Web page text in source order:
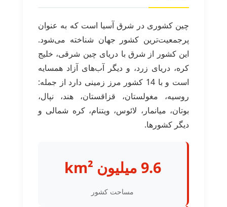
چین کشوری در شرق آسیا است که به عنوان
پرجمعیت‌ترین کشور جهان شناخته می‌شود.
این کشور از شرق با دریای چین شرقی، خلیج
کره، دریای زرد، و دیگر آب‌های آزاد همسایه
است و با 14 کشور مرز زمینی دارد از جمله:
روسیه، مغولستان، قزاقستان، هند، نپال،
بوتان، میانمار، لائوس، ویتنام، کره شمالی و
دیگر کشورها.
9.6 میلیون km²
مساحت کشور